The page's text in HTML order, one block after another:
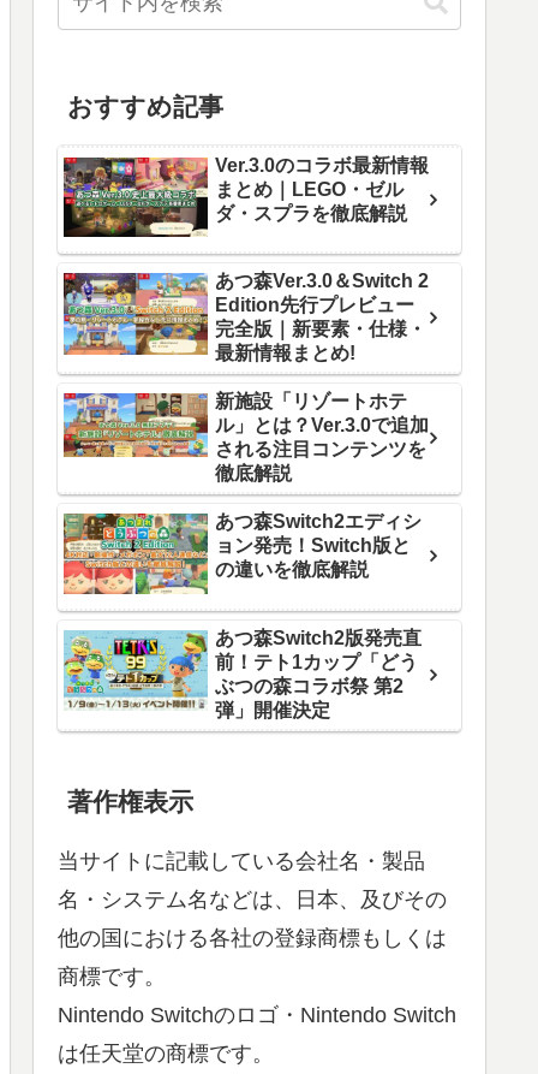
おすすめ記事
Ver.3.0のコラボ最新情報
まとめ｜LEGO・ゼル
ダ・スプラを徹底解説
あつ森Ver.3.0＆Switch 2
Edition先行プレビュー
完全版｜新要素・仕様・
最新情報まとめ!
新施設「リゾートホテ
ル」とは？Ver.3.0で追加
される注目コンテンツを
徹底解説
あつ森Switch2エディシ
ョン発売！Switch版と
の違いを徹底解説
あつ森Switch2版発売直
前！テト1カップ「どう
ぶつの森コラボ祭 第2
弾」開催決定
著作権表示
当サイトに記載している会社名・製品
名・システム名などは、日本、及びその
他の国における各社の登録商標もしくは
商標です。
Nintendo Switchのロゴ・Nintendo Switch
は任天堂の商標です。